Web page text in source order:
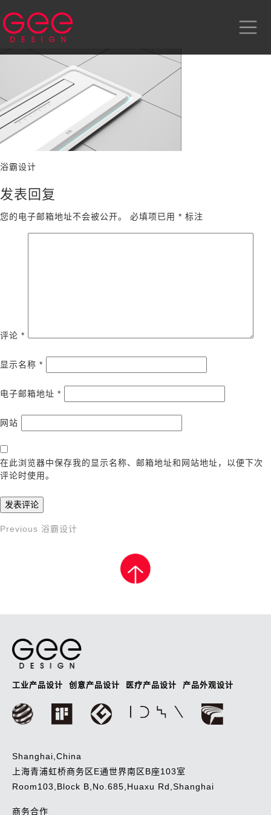
浴霸设计
发表回复
您的电子邮箱地址不会被公开。 必填项已用 * 标注
评论 *
显示名称 *
电子邮箱地址 *
网站
在此浏览器中保存我的显示名称、邮箱地址和网站地址，以便下次
评论时使用。
文
Previous
Previous 浴霸设计
工业产品设计 创意产品设计 医疗产品设计 产品外观设计
Shanghai,China
上海青浦虹桥商务区E通世界南区B座103室
Room103,Block B,No.685,Huaxu Rd,Shanghai
商务合作